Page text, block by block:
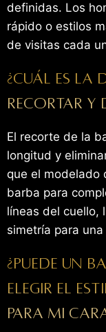
definidas. Los
rápido o estilos
de visitas cada
¿Cuál es la
recortar y
El recorte de la
longitud y
que el modelado
barba para
líneas del cuello,
simetría para
¿Puede un
elegir el
para mi